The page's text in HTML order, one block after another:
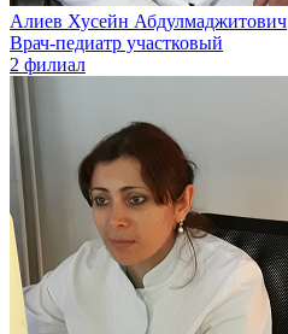
Алиев Хусейн Абдулмаджитович
Врач-педиатр участковый
2 филиал